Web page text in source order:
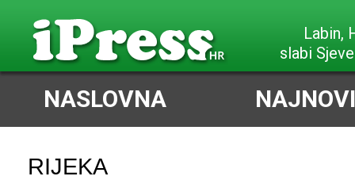
Labin,
slabi
NASLOVNA
RIJEKA